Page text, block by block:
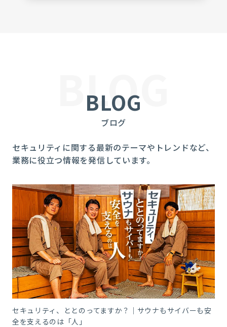
BLOG
BLOG
ブログ
セキュリティに関する最新のテーマやトレンドなど、
業務に役立つ情報を発信しています。
セキュリティ、ととのってますか？｜サウナもサイバーも安
全を支えるのは「人」